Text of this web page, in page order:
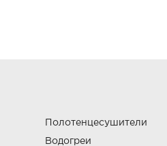
Полотенцесушители
Водогреи